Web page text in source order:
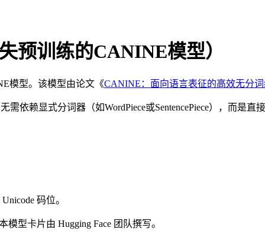
预训练的CANINE模型）
模型。该模型由论文《CANINE：面向语言表征的高效无分
依赖显式分词器（如WordPiece或SentencePiece），而是
码位。
型卡片由 Hugging Face 团队撰写。